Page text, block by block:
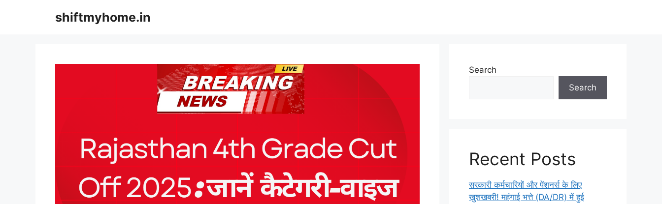
shiftmyhome.in
Search
Search
Recent Posts
सरकारी कर्मचारियों और पेंशनर्स के लिए
खुशखबरी! महंगाई भत्ते (DA/DR) में हुई